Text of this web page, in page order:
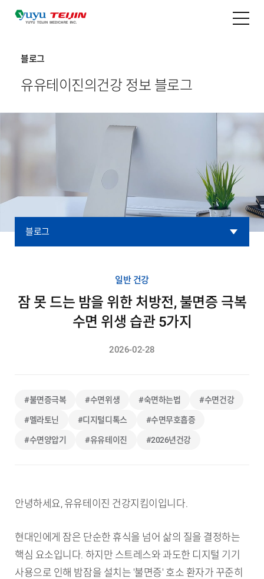
블로그
유유테이진의 건강 정보 블로그
블로그
일반 건강
잠 못 드는 밤을 위한 처방전, 불면증 극복
수면 위생 습관 5가지
2026-02-28
#불면증극복 #수면위생 #숙면하는법 #수면건강
#멜라토닌 #디지털디톡스 #수면무호흡증
#수면양압기 #유유테이진 #2026년건강
안녕하세요, 유유테이진 건강지킴이입니다.
현대인에게 잠은 단순한 휴식을 넘어 삶의 질을 결정하는
핵심 요소입니다. 하지만 스트레스와 과도한 디지털 기기
사용으로 인해 밤잠을 설치는 '불면증' 호소 환자가 꾸준히